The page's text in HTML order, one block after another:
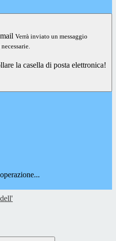
Verrà inviato un messaggio
la casella di posta elettronica!